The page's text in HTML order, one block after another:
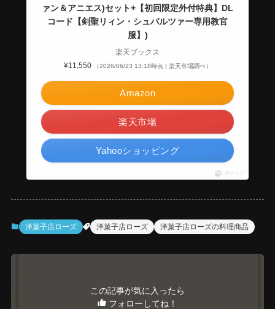
ァン＆アニエス)セット+【初回限定外付特典】DL
コード【剣聖リィン・シュバルツァー専用教官
服】)
楽天ブックス
¥11,550
（2026/06/23 13:18時点 | 楽天市場調べ）
Amazon
楽天市場
Yahooショッピング
ポチップ
洋菓子店ローズ 洋菓子店ローズ 洋菓子店ローズの料理商品
この記事が気に入ったら
フォローしてね！